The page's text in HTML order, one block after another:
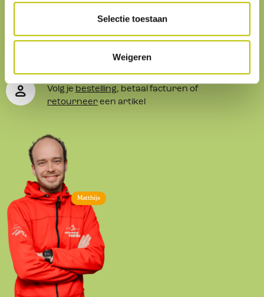
Selectie toestaan
Weigeren
Matthijs
Klantenservice
We helpen je graag. Onzeklantenserviceis
Je eigen omgeving
Volg je bestelling, betaal facturen of
retourneer een artikel